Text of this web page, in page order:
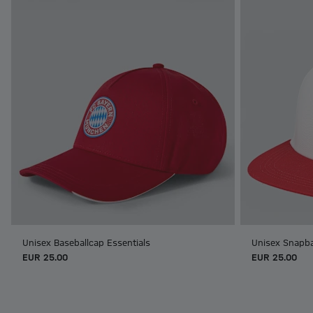
Unisex Baseballcap Essentials
EUR 25.00
Unisex
EUR 25.00